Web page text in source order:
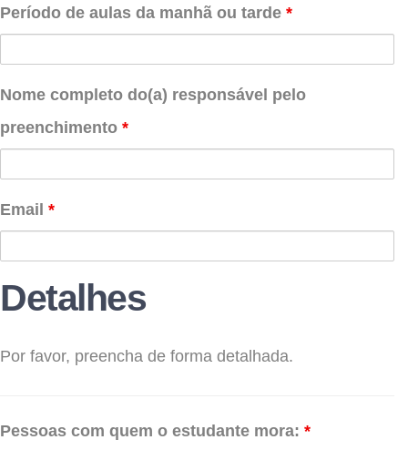
Período de aulas da manhã ou tarde *
Nome completo do(a) responsável pelo
preenchimento *
Email *
Detalhes
Por favor, preencha de forma detalhada.
Pessoas com quem o estudante mora: *